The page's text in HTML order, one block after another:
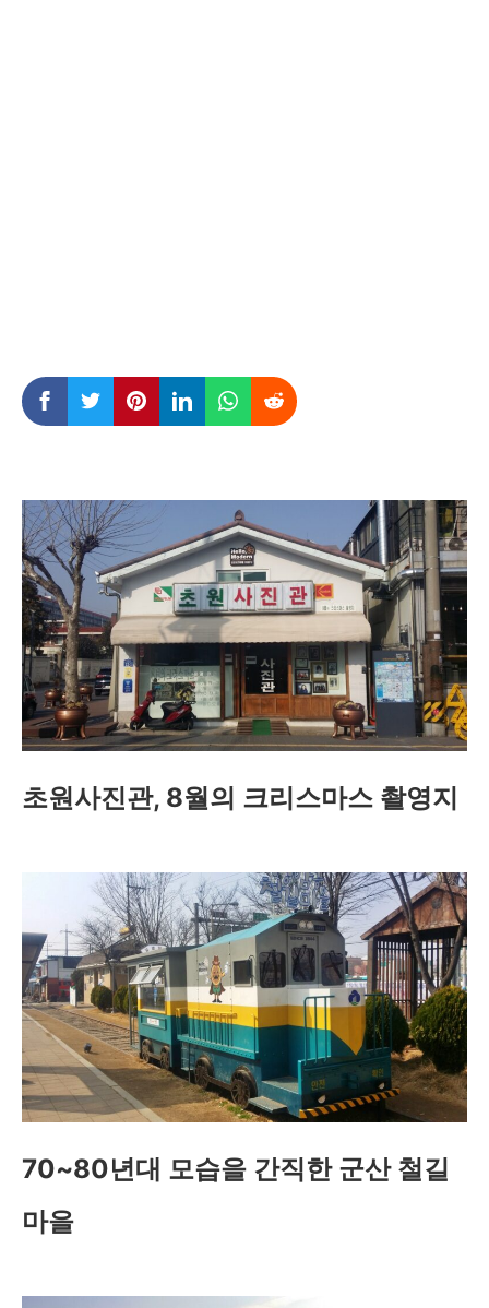
초원사진관, 8월의 크리스마스 촬영지
70~80년대 모습을 간직한 군산 철길
마을